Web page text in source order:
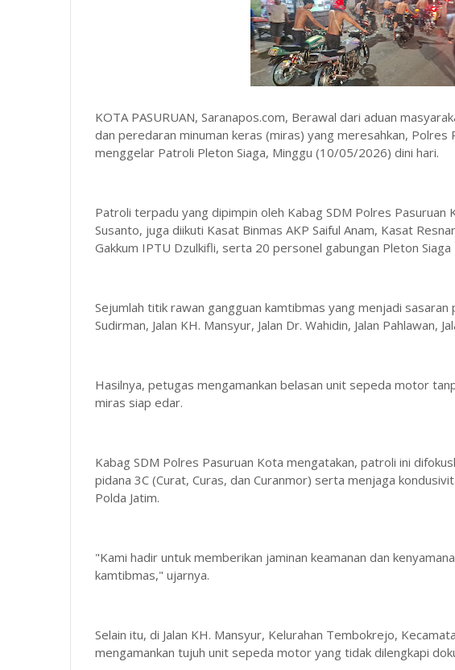
KOTA PASURUAN, Saranapos.com, Berawal dari aduan
dan peredaran minuman keras (miras) yang meresahkan, Polres
menggelar Patroli Pleton Siaga, Minggu (10/05/2026) dini hari.
Patroli terpadu yang dipimpin oleh Kabag SDM Polres Pasuruan
Susanto, juga diikuti Kasat Binmas AKP Saiful Anam, Kasat
Gakkum IPTU Dzulkifli, serta 20 personel gabungan Pleton
Sejumlah titik rawan gangguan kamtibmas yang menjadi sasaran
Sudirman, Jalan KH. Mansyur, Jalan Dr. Wahidin, Jalan Pahlawan,
Hasilnya, petugas mengamankan belasan unit sepeda motor
miras siap edar.
Kabag SDM Polres Pasuruan Kota mengatakan, patroli ini
pidana 3C (Curat, Curas, dan Curanmor) serta menjaga
Polda Jatim.
"Kami hadir untuk memberikan jaminan keamanan dan
kamtibmas," ujarnya.
Selain itu, di Jalan KH. Mansyur, Kelurahan Tembokrejo,
mengamankan tujuh unit sepeda motor yang tidak dilengkapi